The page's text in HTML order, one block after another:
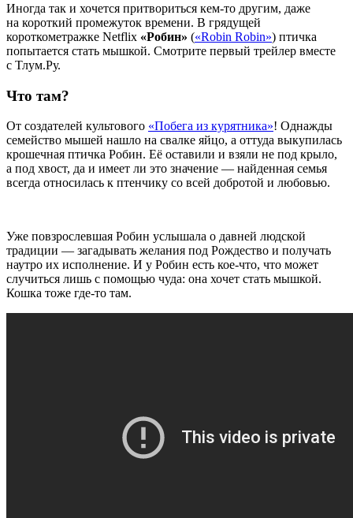
Иногда так и хочется притвориться кем-то другим, даже
на короткий промежуток времени. В грядущей
короткометражке Netflix «Робин» («Robin Robin») птичка
попытается стать мышкой. Смотрите первый трейлер вместе
с Тлум.Ру.
Что там?
От создателей культового «Побега из курятника»! Однажды
семейство мышей нашло на свалке яйцо, а оттуда выкупилась
крошечная птичка Робин. Её оставили и взяли не под крыло,
а под хвост, да и имеет ли это значение — найденная семья
всегда относилась к птенчику со всей добротой и любовью.
Уже повзрослевшая Робин услышала о давней людской
традиции — загадывать желания под Рождество и получать
наутро их исполнение. И у Робин есть кое-что, что может
случиться лишь с помощью чуда: она хочет стать мышкой.
Кошка тоже где-то там.